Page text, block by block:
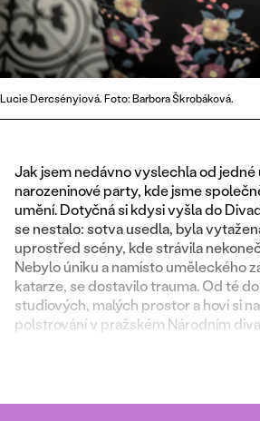
Lucie Dercsényiová. Foto: Barbora Škrobáková.
Jak jsem nedávno vyslechla od jedné
narozeninové party, kde jsme
umění. Dotyčná si kdysi vyšla do
se nestalo: sotva usedla, byla
uprostřed scény, kde strávila
Nebylo úniku a namísto uměleckého
katarze, se dostavilo trauma. Od té
studiových, malých prostor a hoví si
polstrování v pražském Národním